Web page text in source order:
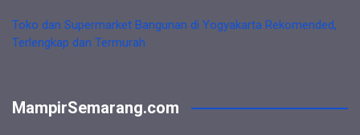
Toko dan Supermarket Bangunan di Yogyakarta Rekomended,
Terlengkap dan Termurah
MampirSemarang.com